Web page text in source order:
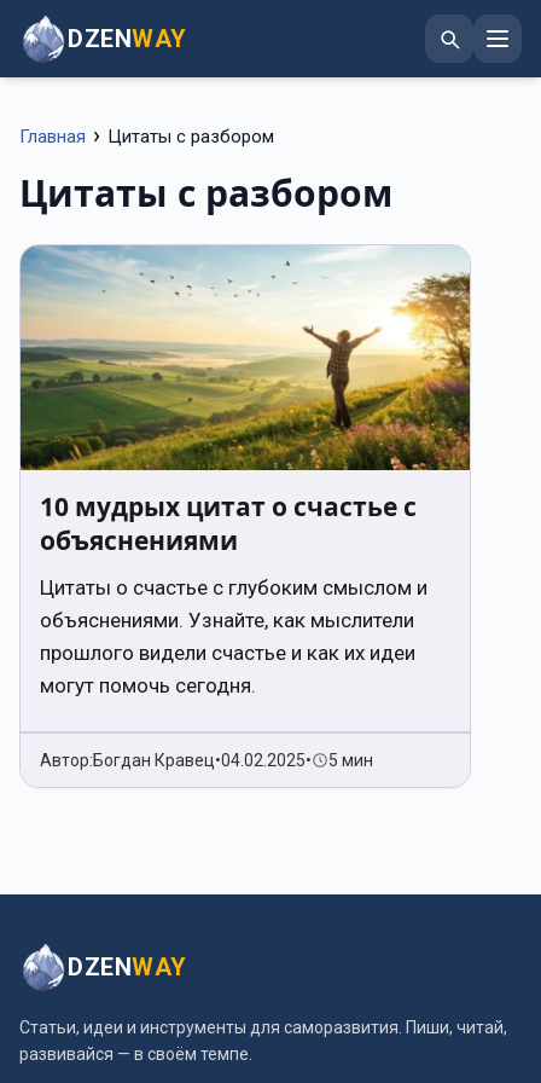
DZENWAY
Главная › Цитаты с разбором
Цитаты с разбором
10 мудрых цитат о счастье с
объяснениями
Цитаты о счастье с глубоким смыслом и
объяснениями. Узнайте, как мыслители
прошлого видели счастье и как их идеи
могут помочь сегодня.
Автор:Богдан Кравец•04.02.2025• 5 мин
DZENWAY
Статьи, идеи и инструменты для саморазвития. Пиши, читай,
развивайся — в своём темпе.